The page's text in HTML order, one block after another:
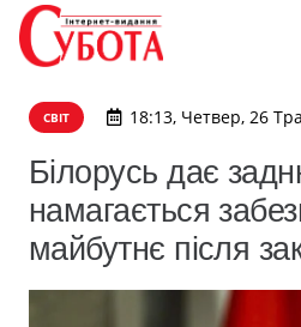
СВІТ 18:13, Четвер, 26
Білорусь дає
намагається
майбутнє після